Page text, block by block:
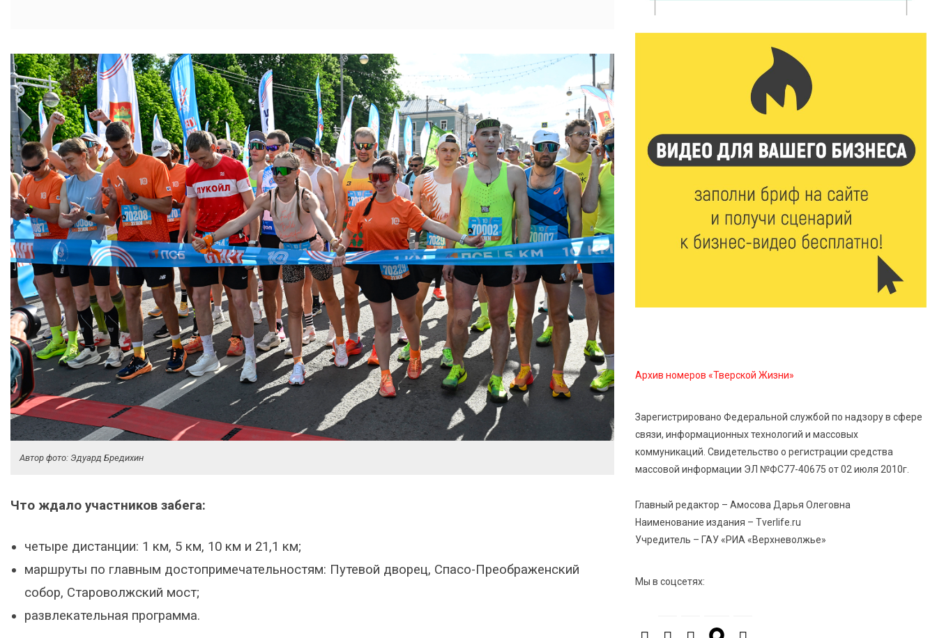
Автор фото: Эдуард Бредихин
Что ждало участников забега:
четыре дистанции: 1 км, 5 км, 10 км и 21,1 км;
маршруты по главным достопримечательностям: Путевой дворец, Спасо-Преображенский
собор, Староволжский мост;
развлекательная программа.
277
«Дух больших побед»: глава спорткомитета оценил
состояние СШОР по гребле в Твери
День рождения Светофора: в детском саду № 6
прошел необычный урок безопасности
6 Авг 2026 16:41 495
В Твери пройдёт дополнительный день приёма в
колледжи
кешбэка создает волны спроса
хореографией
6 Авг 2026 16:08 576
Виталий Королев наградил строителей и
анонсировал новые проекты
Объем выдачи ипотеки в России вырос на 38%
Архив номеров «Тверской Жизни»
Зарегистрировано Федеральной службой по надзору в сфере
связи, информационных технологий и массовых
коммуникаций. Свидетельство о регистрации средства
массовой информации ЭЛ №ФС77-40675 от 02 июля 2010г.
Главный редактор – Амосова Дарья Олеговна
Наименование издания – Tverlife.ru
Учредитель – ГАУ «РИА «Верхневолжье»
Мы в соцсетях: